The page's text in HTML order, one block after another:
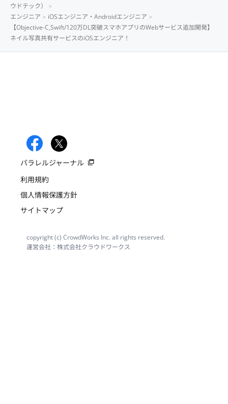
ウドテック）
エンジニア
iOSエンジニア・Androidエンジニア
【Objective-C,Swift/120万DL突破スマホアプリのWebサービス追加開発】
ネイル写真共有サービスのiOSエンジニア！
パラレルジャーナル
利用規約
個人情報保護方針
サイトマップ
copyright (c) CrowdWorks Inc. all rights reserved.
運営会社：株式会社クラウドワークス